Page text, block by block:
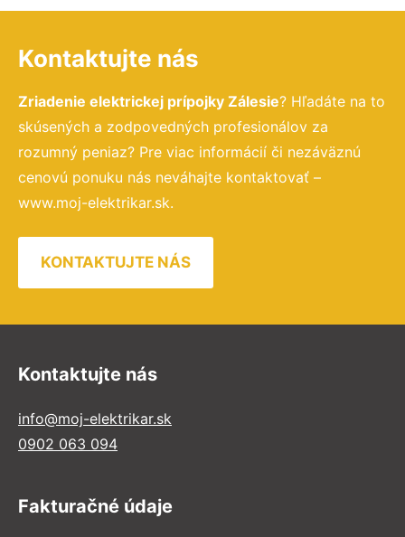
Kontaktujte nás
Zriadenie elektrickej prípojky Zálesie? Hľadáte na to
skúsených a zodpovedných profesionálov za
rozumný peniaz? Pre viac informácií či nezáväznú
cenovú ponuku nás neváhajte kontaktovať –
www.moj-elektrikar.sk.
KONTAKTUJTE NÁS
Kontaktujte nás
info@moj-elektrikar.sk
0902 063 094
Fakturačné údaje